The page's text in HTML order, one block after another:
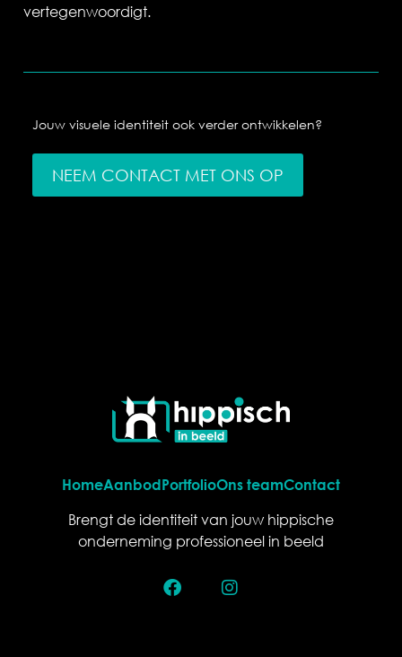
vertegenwoordigt.
Jouw visuele identiteit ook verder ontwikkelen?
NEEM CONTACT MET ONS OP
HomeAanbodPortfolioOns teamContact
Brengt de identiteit van jouw hippische
onderneming professioneel in beeld